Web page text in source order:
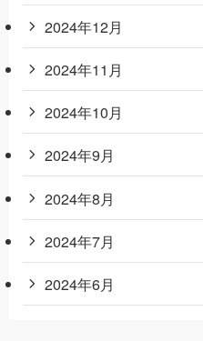
2024年12月
2024年11月
2024年10月
2024年9月
2024年8月
2024年7月
2024年6月